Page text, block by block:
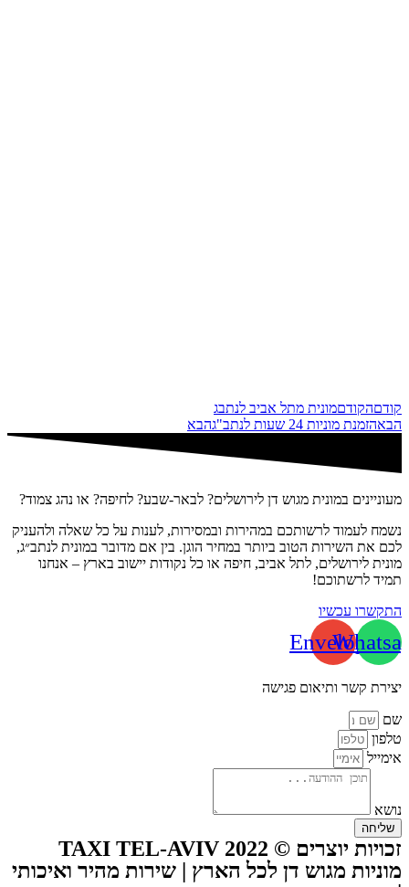
קודםהקודםמונית מתל אביב לנתבג
הבאהזמנת מוניות 24 שעות לנתב"ג הבא
מעוניינים במונית מגוש דן לירושלים? לבאר-שבע? לחיפה? או נהג צמוד?
נשמח לעמוד לרשותכם במהירות ובמסירות, לענות על כל שאלה ולהעניק
לכם את השירות הטוב ביותר במחיר הוגן. בין אם מדובר במונית לנתב״ג,
מונית לירושלים, לתל אביב, חיפה או כל נקודות יישוב בארץ – אנחנו
תמיד לרשתוכם!
התקשרו עכשיו
Envelope
יצירת קשר ותיאום פגישה
שם
טלפון
אימייל
נושא
שליחה
מוניות מגוש דן לכל הארץ | שירות מהיר ואיכותי